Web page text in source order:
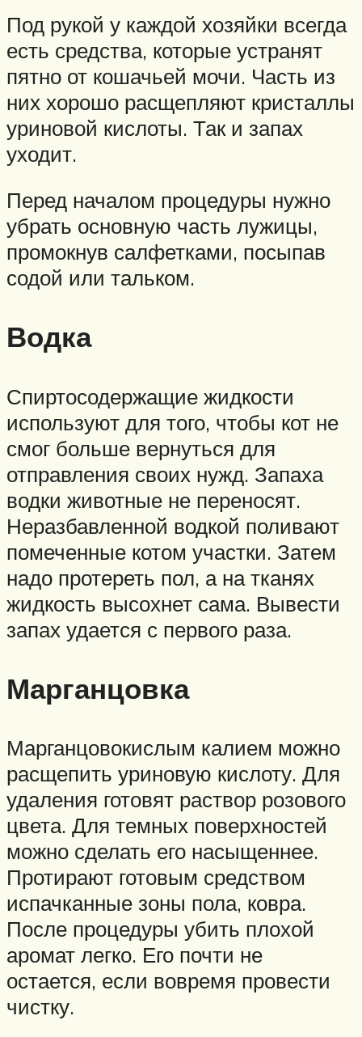
Под рукой у каждой хозяйки всегда
есть средства, которые устранят
пятно от кошачьей мочи. Часть из
них хорошо расщепляют кристаллы
уриновой кислоты. Так и запах
уходит.
Перед началом процедуры нужно
убрать основную часть лужицы,
промокнув салфетками, посыпав
содой или тальком.
Водка
Спиртосодержащие жидкости
используют для того, чтобы кот не
смог больше вернуться для
отправления своих нужд. Запаха
водки животные не переносят.
Неразбавленной водкой поливают
помеченные котом участки. Затем
надо протереть пол, а на тканях
жидкость высохнет сама. Вывести
запах удается с первого раза.
Марганцовка
Марганцовокислым калием можно
расщепить уриновую кислоту. Для
удаления готовят раствор розового
цвета. Для темных поверхностей
можно сделать его насыщеннее.
Протирают готовым средством
испачканные зоны пола, ковра.
После процедуры убить плохой
аромат легко. Его почти не
остается, если вовремя провести
чистку.